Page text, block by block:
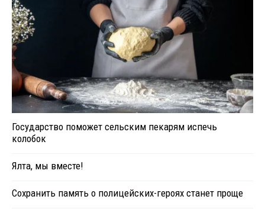
Государство поможет сельским пекарям испечь
колобок
Ялта, мы вместе!
Сохранить память о полицейских-героях станет проще